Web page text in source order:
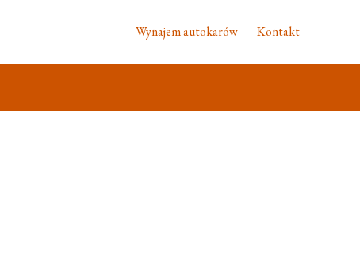
Wynajem autokarów Kontakt